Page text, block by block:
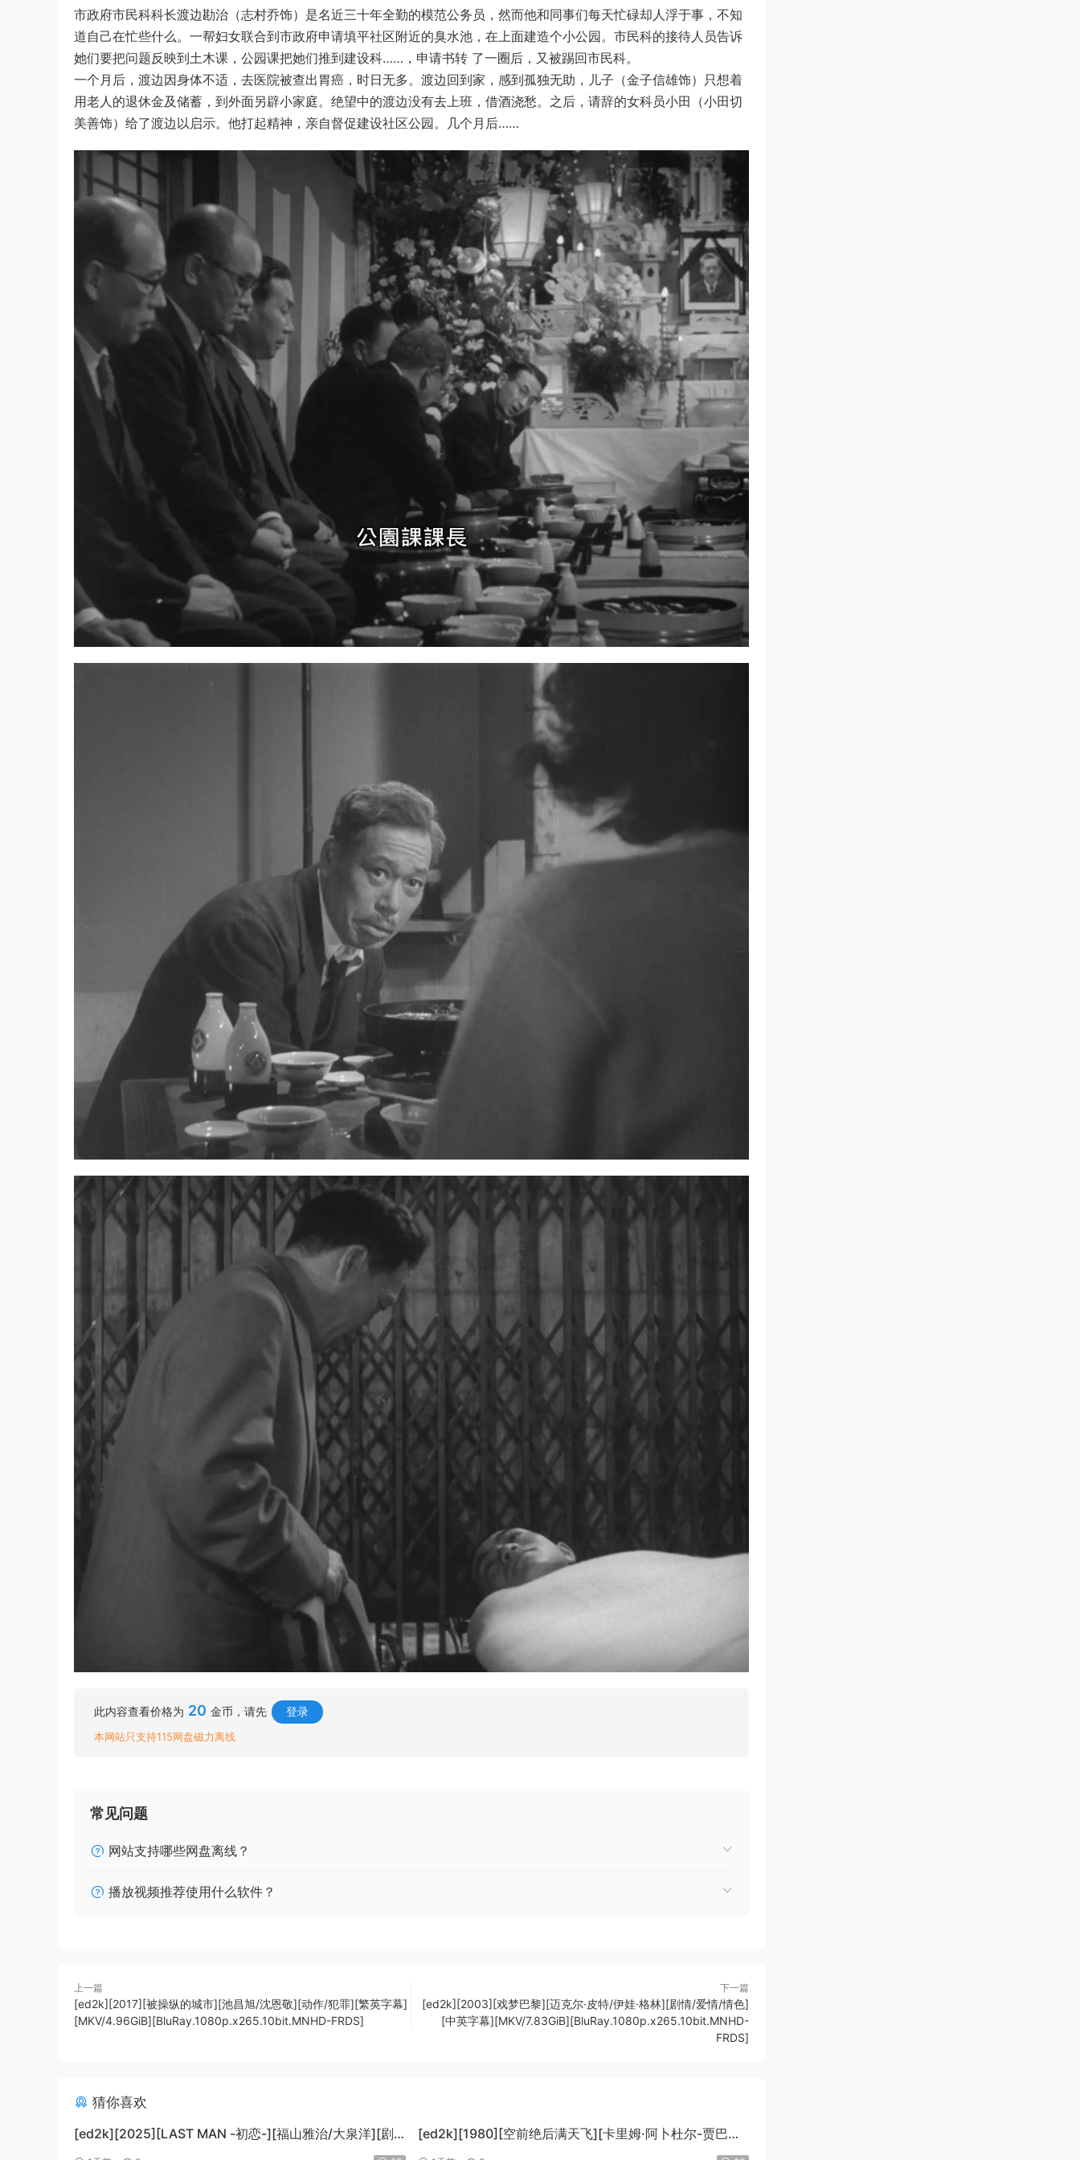
市政府市民科科长渡边勘治（志村乔饰）是名近三十年全勤的模范公务员，然而他和同事们每天忙碌却人浮于事，不知
道自己在忙些什么。一帮妇女联合到市政府申请填平社区附近的臭水池，在上面建造个小公园。市民科的接待人员告诉
她们要把问题反映到土木课，公园课把她们推到建设科……，申请书转 了一圈后，又被踢回市民科。
一个月后，渡边因身体不适，去医院被查出胃癌，时日无多。渡边回到家，感到孤独无助，儿子（金子信雄饰）只想着
用老人的退休金及储蓄，到外面另辟小家庭。绝望中的渡边没有去上班，借酒浇愁。之后，请辞的女科员小田（小田切
美善饰）给了渡边以启示。他打起精神，亲自督促建设社区公园。几个月后……
此内容查看价格为 20 金币，请先 登录
本网站只支持115网盘磁力离线
常见问题
网站支持哪些网盘离线？
播放视频推荐使用什么软件？
上一篇
[ed2k][2017][被操纵的城市][池昌旭/沈恩敬][动作/犯罪][繁英字幕]
[MKV/4.96GiB][BluRay.1080p.x265.10bit.MNHD-FRDS]
下一篇
[ed2k][2003][戏梦巴黎][迈克尔·皮特/伊娃·格林][剧情/爱情/情色]
[中英字幕][MKV/7.83GiB][BluRay.1080p.x265.10bit.MNHD-
FRDS]
猜你喜欢
[ed2k][2025][LAST MAN -初恋-][福山雅治/大泉洋][剧
[ed2k][1980][空前绝后满天飞][卡里姆·阿卜杜尔-贾巴尔/